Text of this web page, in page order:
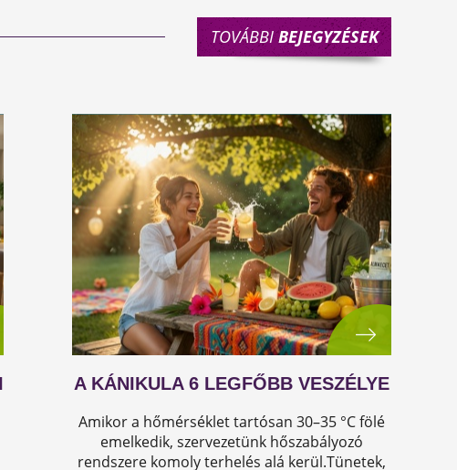
TOVÁBBIBEJEGYZÉSEK
A KÁNIKULA 6 LEGFŐBB VESZÉLYE
Amikor a hőmérséklet tartósan 30–35 °C fölé
emelkedik, szervezetünk hőszabályozó
rendszere komoly terhelés alá kerül.Tünetek,